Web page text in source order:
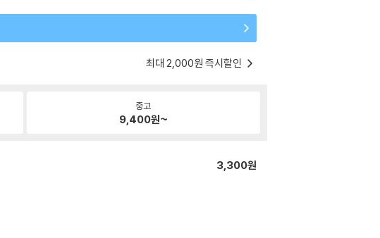
최대 2,000원 즉시할인
중고
9,400원~
3,300원